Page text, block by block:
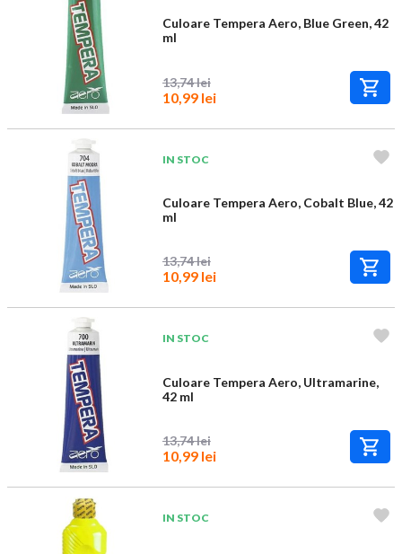
Culoare Tempera Aero, Blue Green, 42
ml
13,74 lei
10,99 lei
IN STOC
Culoare Tempera Aero, Cobalt Blue, 42
ml
13,74 lei
10,99 lei
IN STOC
Culoare Tempera Aero, Ultramarine,
42 ml
13,74 lei
10,99 lei
IN STOC